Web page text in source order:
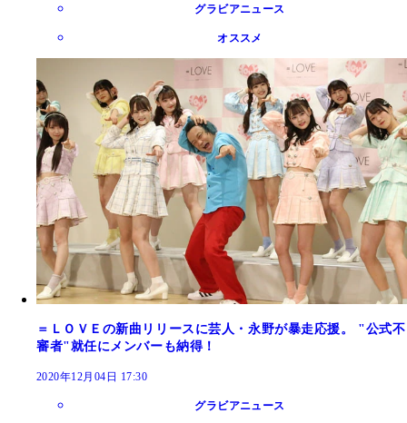
グラビアニュース
オススメ
＝ＬＯＶＥの新曲リリースに芸人・永野が暴走応援。 "公式不
審者"就任にメンバーも納得！
2020年12月04日 17:30
グラビアニュース